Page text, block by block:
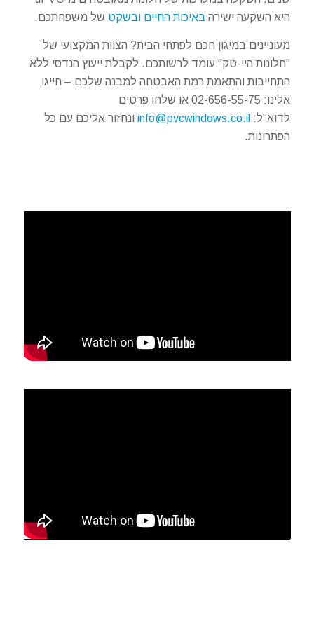
היא השקעה ישירה באיכות החיים ובשקט של משפחתכם.
מעוניינים במיגון חכם לפתחי הבית? הצוות המקצועי של
"חלונות היי-טק" עומד לרשותכם. לקבלת ייעוץ הנדסי ללא
התחייבות והתאמת רמת האבטחה למבנה שלכם – חייגו
אלינו: 02-656-55-75 או שלחו פרטים
לדוא"ל: info@pvcwindows.co.ilונחזור אליכם עם כל
הפתרונות.